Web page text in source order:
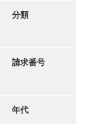
写真・絵はがき
近代刊行写真帳類
分類
請求番号
年代